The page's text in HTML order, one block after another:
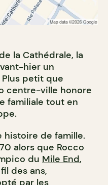
la Cathédrale, la
hier un
petit que
centre-ville honore
familiale tout en
histoire de famille.
alors que Rocco
du Mile End,
des ans,
par les